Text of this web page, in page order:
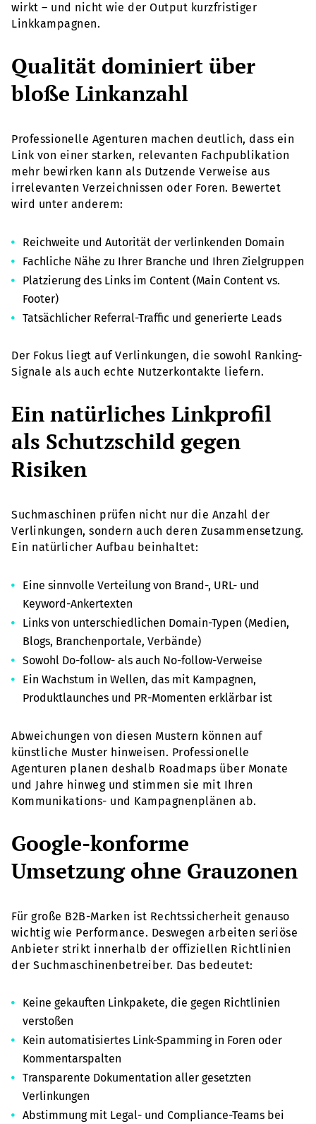
wirkt – und nicht wie der Output kurzfristiger
Linkkampagnen.
Qualität dominiert über
bloße Linkanzahl
Professionelle Agenturen machen deutlich, dass ein
Link von einer starken, relevanten Fachpublikation
mehr bewirken kann als Dutzende Verweise aus
irrelevanten Verzeichnissen oder Foren. Bewertet
wird unter anderem:
Reichweite und Autorität der verlinkenden Domain
Fachliche Nähe zu Ihrer Branche und Ihren Zielgruppen
Platzierung des Links im Content (Main Content vs.
Footer)
Tatsächlicher Referral-Traffic und generierte Leads
Der Fokus liegt auf Verlinkungen, die sowohl Ranking-
Signale als auch echte Nutzerkontakte liefern.
Ein natürliches Linkprofil
als Schutzschild gegen
Risiken
Suchmaschinen prüfen nicht nur die Anzahl der
Verlinkungen, sondern auch deren Zusammensetzung.
Ein natürlicher Aufbau beinhaltet:
Eine sinnvolle Verteilung von Brand-, URL- und
Keyword-Ankertexten
Links von unterschiedlichen Domain-Typen (Medien,
Blogs, Branchenportale, Verbände)
Sowohl Do-follow- als auch No-follow-Verweise
Ein Wachstum in Wellen, das mit Kampagnen,
Produktlaunches und PR-Momenten erklärbar ist
Abweichungen von diesen Mustern können auf
künstliche Muster hinweisen. Professionelle
Agenturen planen deshalb Roadmaps über Monate
und Jahre hinweg und stimmen sie mit Ihren
Kommunikations- und Kampagnenplänen ab.
Google-konforme
Umsetzung ohne Grauzonen
Für große B2B-Marken ist Rechtssicherheit genauso
wichtig wie Performance. Deswegen arbeiten seriöse
Anbieter strikt innerhalb der offiziellen Richtlinien
der Suchmaschinenbetreiber. Das bedeutet:
Keine gekauften Linkpakete, die gegen Richtlinien
verstoßen
Kein automatisiertes Link-Spamming in Foren oder
Kommentarspalten
Transparente Dokumentation aller gesetzten
Verlinkungen
Abstimmung mit Legal- und Compliance-Teams bei